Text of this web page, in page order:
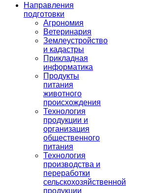
Направления
подготовки
Агрономия
Ветеринария
Землеустройство
и кадастры
Прикладная
информатика
Продукты
питания
животного
происхождения
Технология
продукции и
организация
общественного
питания
Технология
производства и
переработки
сельскохозяйственной
продукции